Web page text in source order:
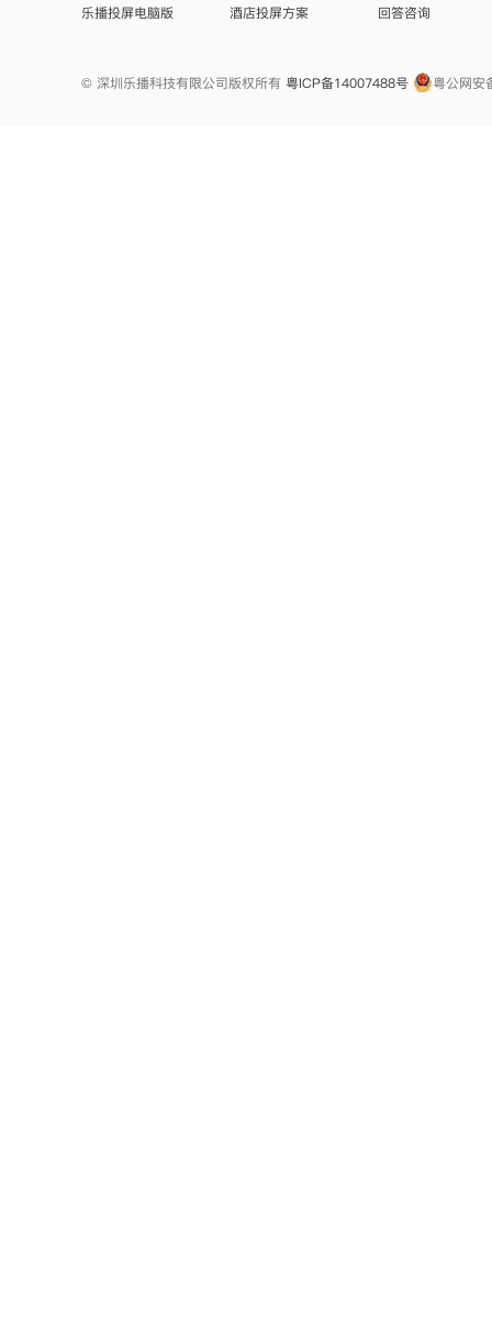
乐播投屏电脑版 酒店投屏方案 回答咨询
© 深圳乐播科技有限公司版权所有 粤ICP备14007488号 粤公网安